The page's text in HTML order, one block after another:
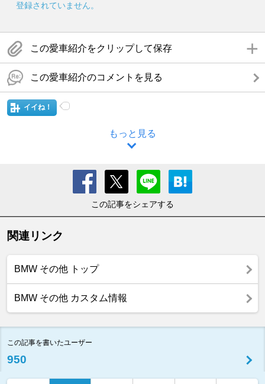
登録されていません。
この愛車紹介をクリップして保存
この愛車紹介のコメントを見る
イイね！
もっと見る
この記事をシェアする
関連リンク
BMW その他 トップ
BMW その他 カスタム情報
この記事を書いたユーザー
950